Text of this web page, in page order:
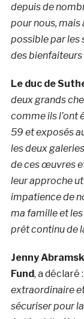
depuis de
pour nous, mais
possible par les
des bienfaiteurs
Le duc de
deux grands
comme ils l’ont
59 et exposés
les deux
de ces œuvres
leur approche
impatience de
ma famille et
prêt continu de
Jenny
Fund, a déclaré :
extraordinaire
sécuriser pour